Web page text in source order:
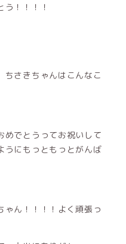
！！！！
ちさきちゃんはこんなこ
めでとうってお祝いして
うにもっともっとがんば
ゃん！！！！よく頑張っ